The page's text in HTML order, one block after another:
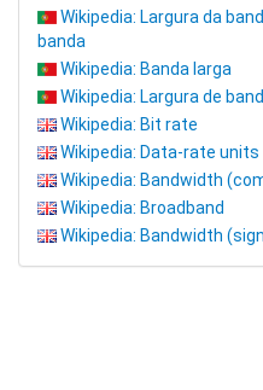
Wikipedia: Largura da
banda
Wikipedia: Banda larga
Wikipedia: Largura de
Wikipedia: Bit rate
Wikipedia: Data-rate units
Wikipedia: Bandwidth
Wikipedia: Broadband
Wikipedia: Bandwidth